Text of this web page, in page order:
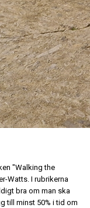
"Walking the
Watts. I rubrikerna
bra om man ska
till minst 50% i tid om